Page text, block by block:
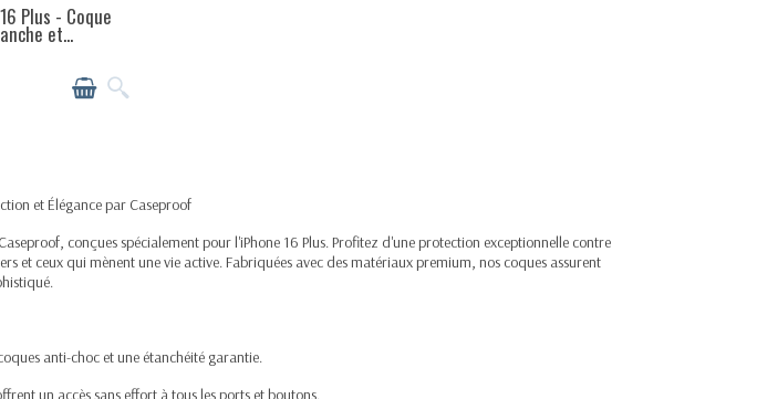
EN STOCK
Plus - Coque
et...
et Élégance par Caseproof
conçues spécialement pour l'iPhone 16 Plus. Profitez d'une protection exceptionnelle contre
et ceux qui mènent une vie active. Fabriquées avec des matériaux premium, nos coques assurent
anti-choc et une étanchéité garantie.
un accès sans effort à tous les ports et boutons.